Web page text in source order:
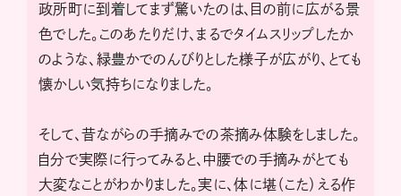
政所町に到着してまず驚いたのは、目の前に広がる景
色でした。このあたりだけ、まるでタイムスリップしたか
のような、緑豊かでのんびりとした様子が広がり、とても
懐かしい気持ちになりました。
そして、昔ながらの手摘みでの茶摘み体験をしました。
自分で実際に行ってみると、中腰での手摘みがとても
大変なことがわかりました。実に、体に堪（こた）える作